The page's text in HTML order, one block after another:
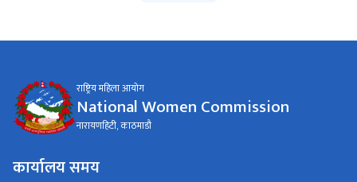
राष्ट्रिय महिला आयोग
National Women Commission
नारायणहिटी, काठमाडौ
कार्यालय समय